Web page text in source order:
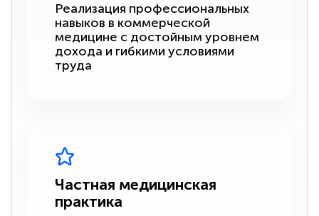
Реализация профессиональных
навыков в коммерческой
медицине с достойным уровнем
дохода и гибкими условиями
труда
Частная медицинская
практика